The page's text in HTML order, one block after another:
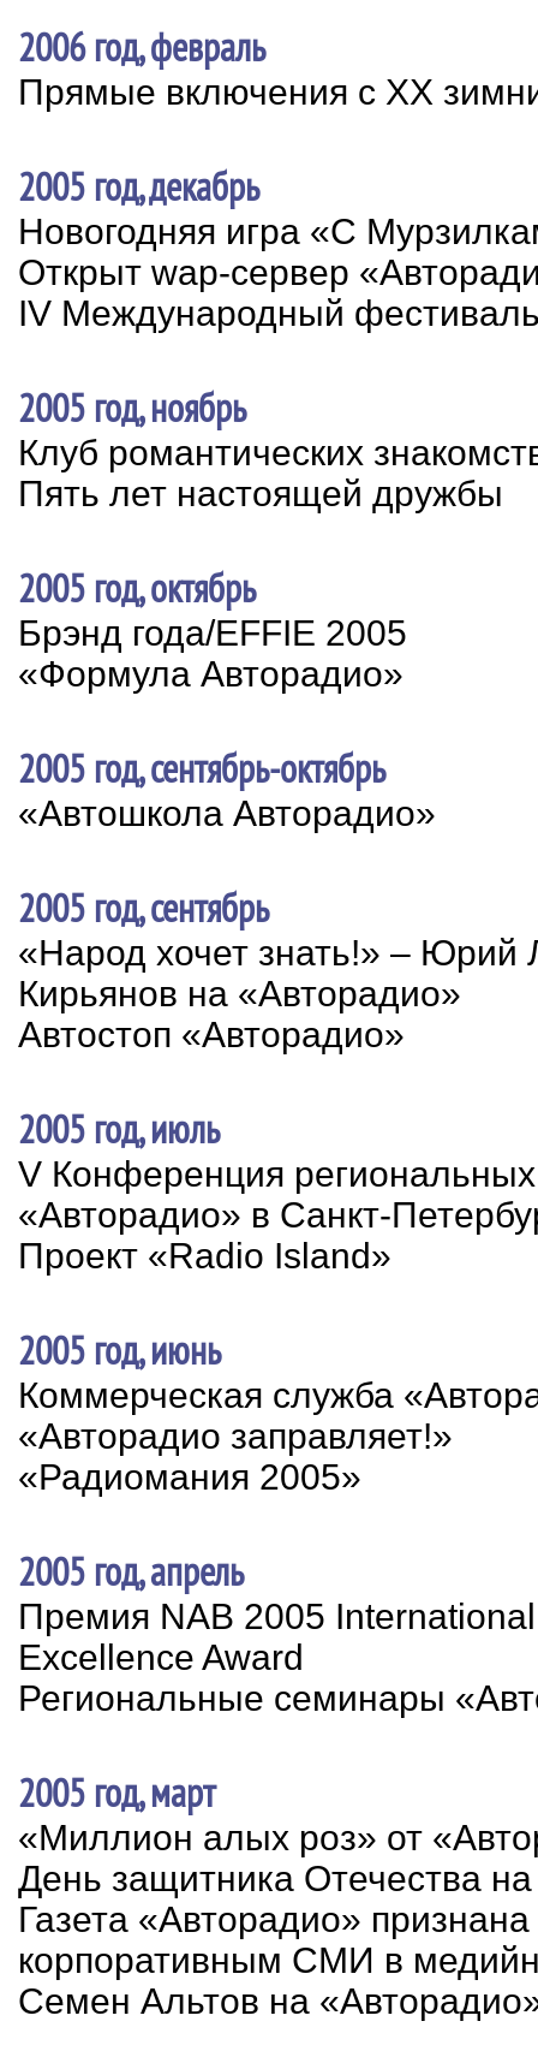
2006 год, февраль
Прямые включения с XX
2005 год, декабрь
Новогодняя игра «С
Открыт wap-сервер
IV Международный
2005 год, ноябрь
Клуб романтических
Пять лет настоящей дружбы
2005 год, октябрь
Брэнд года/EFFIE 2005
«Формула Авторадио»
2005 год, сентябрь-октябрь
«Автошкола Авторадио»
2005 год, сентябрь
«Народ хочет знать!» – Юрий
Кирьянов на «Авторадио»
Автостоп «Авторадио»
2005 год, июль
V Конференция
«Авторадио» в Санкт-
Проект «Radio Island»
2005 год, июнь
Коммерческая служба
«Авторадио заправляет!»
«Радиомания 2005»
2005 год, апрель
Премия NAB 2005
Excellence Award
Региональные семинары
2005 год, март
«Миллион алых роз» от
День защитника Отечества
Газета «Авторадио»
корпоративным СМИ в
Семен Альтов на